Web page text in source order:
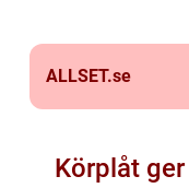
ALLSET.se
Körplåt